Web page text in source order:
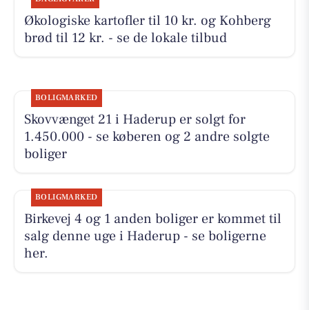
Økologiske kartofler til 10 kr. og Kohberg
brød til 12 kr. - se de lokale tilbud
BOLIGMARKED
Skovvænget 21 i Haderup er solgt for
1.450.000 - se køberen og 2 andre solgte
boliger
BOLIGMARKED
Birkevej 4 og 1 anden boliger er kommet til
salg denne uge i Haderup - se boligerne
her.